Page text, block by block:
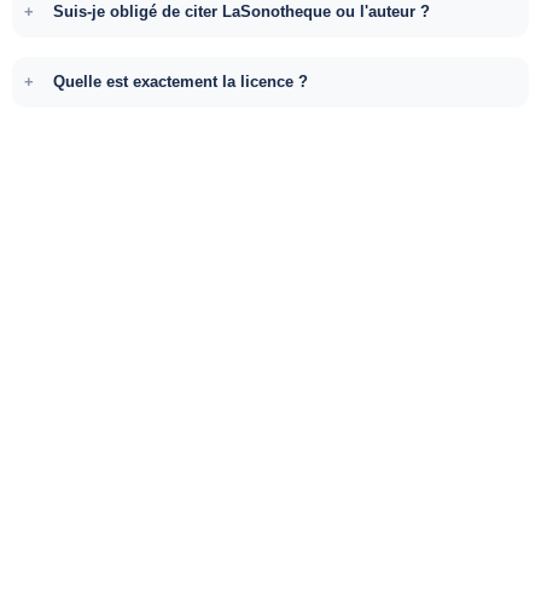
Suis-je obligé de citer LaSonotheque ou l'auteur ?
Quelle est exactement la licence ?